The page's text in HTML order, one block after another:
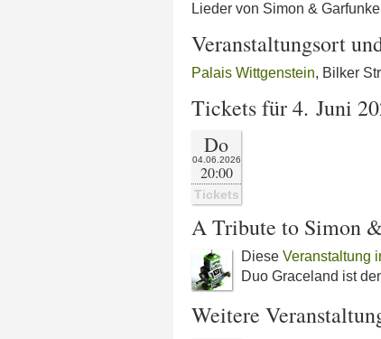
Lieder von Simon &
Veranstaltungsort
Palais Wittgenstein, Bilker
Tickets für 4. Juni
Do
04.06.2026
20:00
Tickets
A Tribute to Simon
Diese Veranstaltung
Duo Graceland ist
Weitere